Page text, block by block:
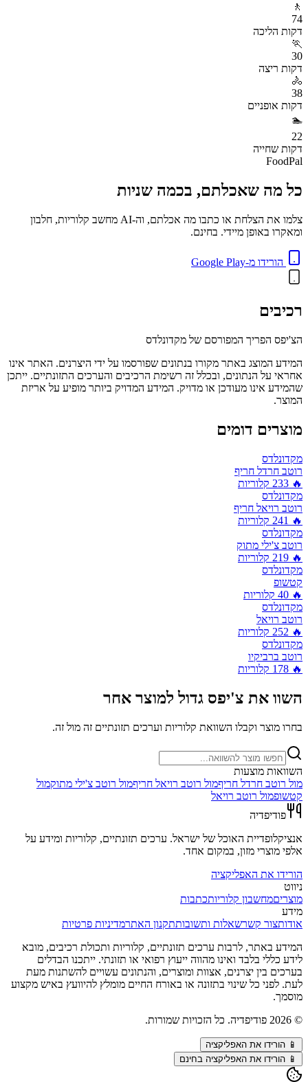
🚶
74
דקות הליכה
🏃
30
דקות ריצה
🚴
38
דקות אופניים
🏊
22
דקות שחייה
FoodPal
כל מה שאכלתם, בכמה שניות
צלמו את הצלחת או כתבו מה אכלתם, וה-AI מחשב קלוריות, חלבון
ומאקרו באופן מיידי. בחינם.
הורידו מ-Google Play
רכיבים
הצ'יפס הפריך המפורסם של מקדונלדס
המידע המוצג באתר מקורו בנתונים שפורסמו על ידי היצרנים. האתר אינו
אחראי על הנתונים, ובכלל זה רשימת הרכיבים והערכים התזונתיים. ייתכן
שהמידע אינו מעודכן או מדויק. המידע המדויק ביותר מופיע על אריזת
המוצר.
מוצרים דומים
מקדונלדס
רוטב חרדל חריף
🔥
233 קלוריות
מקדונלדס
רוטב רויאל חריף
🔥
241 קלוריות
מקדונלדס
רוטב צ'ילי מתוק
🔥
219 קלוריות
מקדונלדס
קטשופ
🔥
40 קלוריות
מקדונלדס
רוטב רויאל
🔥
252 קלוריות
מקדונלדס
רוטב ברביקיו
🔥
178 קלוריות
השוו את צ'יפס גדוללמוצר אחר
בחרו מוצר וקבלו השוואת קלוריות וערכים תזונתיים זה מול זה.
השוואות מוצעות
מול רוטב חרדל חריףמול רוטב רויאל חריףמול רוטב צ'ילי מתוקמול
קטשופמול רוטב רויאל
פודיפדיה
אנציקלופדיית האוכל של ישראל. ערכים תזונתיים, קלוריות ומידע על
אלפי מוצרי מזון, במקום אחד.
הורידו את האפליקציה
ניווט
מוצריםמחשבון קלוריותכתבות
מידע
אודותצור קשרשאלות ותשובותתקנון האתרמדיניות פרטיות
המידע באתר, לרבות ערכים תזונתיים, קלוריות ותכולת רכיבים, מובא
לידע כללי בלבד ואינו מהווה ייעוץ רפואי או תזונתי. ייתכנו הבדלים
בערכים בין יצרנים, אצוות ומוצרים, והנתונים עשויים להשתנות מעת
לעת. לפני כל שינוי בתזונה או באורח החיים מומלץ להיוועץ באיש מקצוע
מוסמך.
©
2026 פודיפדיה. כל הזכויות שמורות.
📱 הורידו את האפליקציה
📱 הורידו את האפליקציה בחינם